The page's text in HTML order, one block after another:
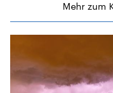
Mehr zum